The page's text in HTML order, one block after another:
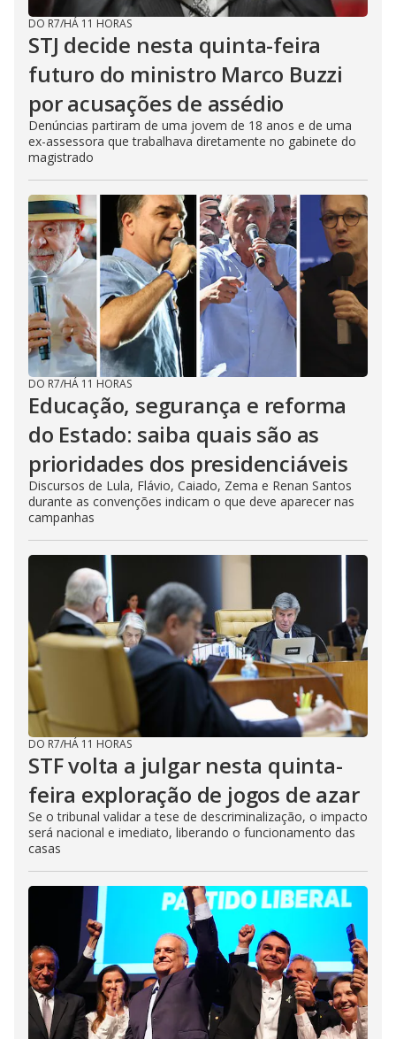
DO R7/HÁ 11 HORAS
STJ decide nesta quinta-feira
futuro do ministro Marco Buzzi
por acusações de assédio
Denúncias partiram de uma jovem de 18 anos e de uma
ex-assessora que trabalhava diretamente no gabinete do
magistrado
DO R7/HÁ 11 HORAS
Educação, segurança e reforma
do Estado: saiba quais são as
prioridades dos presidenciáveis
Discursos de Lula, Flávio, Caiado, Zema e Renan Santos
durante as convenções indicam o que deve aparecer nas
campanhas
DO R7/HÁ 11 HORAS
STF volta a julgar nesta quinta-
feira exploração de jogos de azar
Se o tribunal validar a tese de descriminalização, o impacto
será nacional e imediato, liberando o funcionamento das
casas